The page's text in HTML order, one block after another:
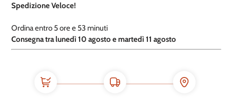
Spedizione Veloce!
Ordina entro 5 ore e 53 minuti
​Consegna tra lunedì 10 agosto e martedì 11 agosto